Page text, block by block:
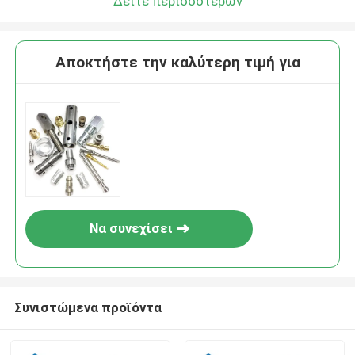
Αποκτήστε την καλύτερη τιμή για
Να συνεχίσει
Συνιστώμενα προϊόντα